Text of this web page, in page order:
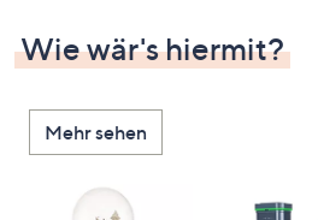
Wie wär's hiermit?
Mehr sehen